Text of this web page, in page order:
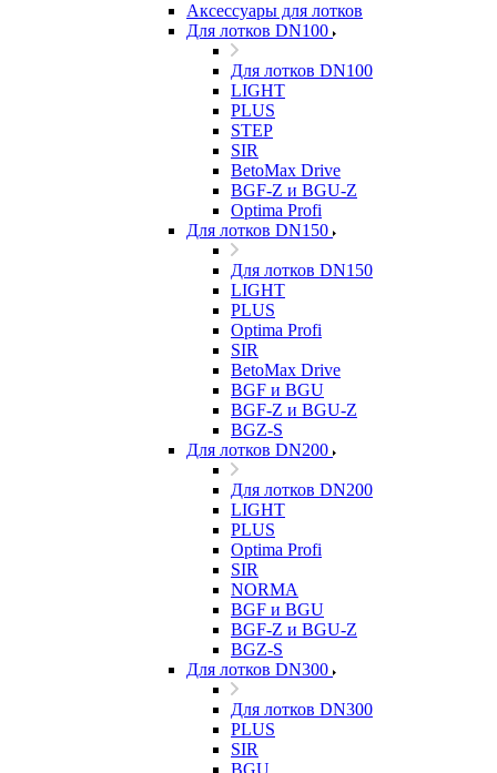
Аксессуары для лотков
Для лотков DN100
Для лотков DN100
LIGHT
PLUS
STEP
SIR
BetoMax Drive
BGF-Z и BGU-Z
Optima Profi
Для лотков DN150
Для лотков DN150
LIGHT
PLUS
Optima Profi
SIR
BetoMax Drive
BGF и BGU
BGF-Z и BGU-Z
BGZ-S
Для лотков DN200
Для лотков DN200
LIGHT
PLUS
Optima Profi
SIR
NORMA
BGF и BGU
BGF-Z и BGU-Z
BGZ-S
Для лотков DN300
Для лотков DN300
PLUS
SIR
BGU